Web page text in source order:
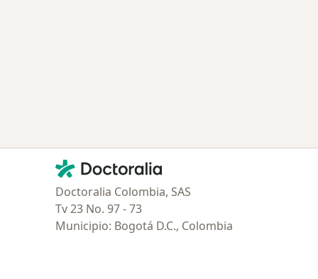
Contacto
Doctoralia - Página de inicio
Doctoralia Colombia, SAS
Tv 23 No. 97 - 73
Municipio: Bogotá D.C., Colombia